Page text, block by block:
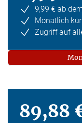
9,99 € ab
Monatlich
Zugriff auf
89,88